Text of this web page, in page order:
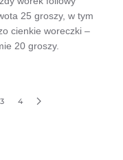
25 groszy, w tym
cienkie woreczki –
20 groszy.
3 4